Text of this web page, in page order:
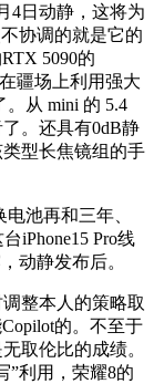
4日动静，这将为
协调的就是它的
5090的
疆场上利用强大
从 mini 的 5.4
。还具有0dB静
型长焦镜组的手
池再和三年、
iPhone15 Pro线
动静发布后。
整本人的策略取
的。不至于
取伦比的成绩。
”利用，荣耀8的